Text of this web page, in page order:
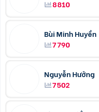
8810
Bùi Minh Huyền
7790
Nguyễn Hưởng
7502